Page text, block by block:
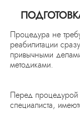
Процедура не
реабилитации
привычными
методиками.
Перед процедурой
специалиста,